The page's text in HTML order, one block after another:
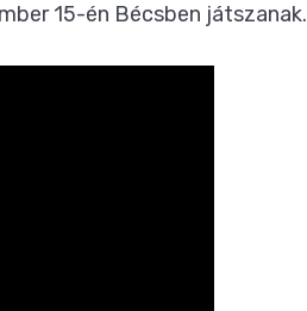
15-én Bécsben játszanak.